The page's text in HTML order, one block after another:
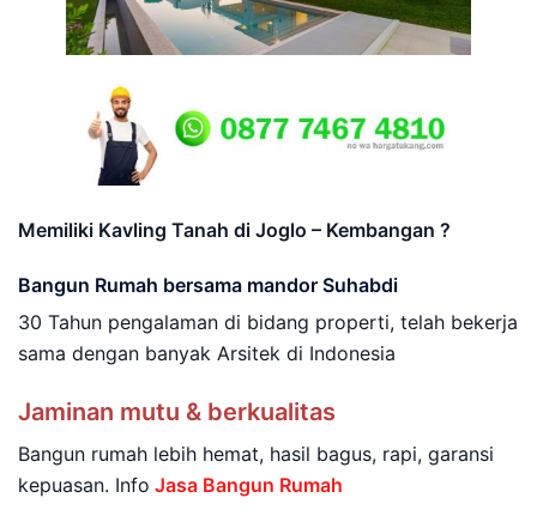
Memiliki Kavling Tanah di Joglo – Kembangan ?
Bangun Rumah bersama mandor Suhabdi
30 Tahun pengalaman di bidang properti, telah bekerja
sama dengan banyak Arsitek di Indonesia
Jaminan mutu & berkualitas
Bangun rumah lebih hemat, hasil bagus, rapi, garansi
kepuasan. Info Jasa Bangun Rumah